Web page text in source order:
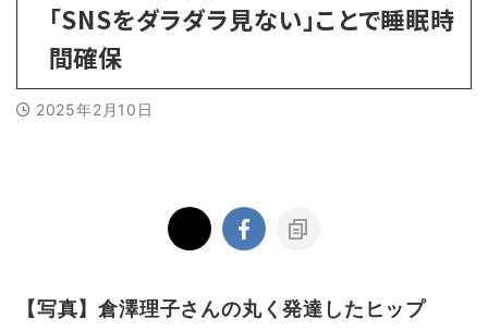
「SNSをダラダラ見ない」ことで睡眠時
間確保
2025年2月10日
【写真】倉澤理子さんの丸く発達したヒップ